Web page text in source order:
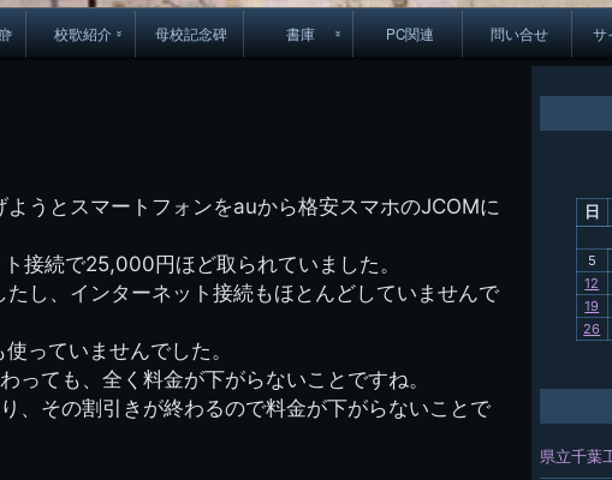
50周年
70周年
80周年の本校
千葉商業学校時代
バム
栗林氏所蔵
以降 生実校舎の建設
生実移転落成式典
生実初期
校歌紹介
県立千葉工業学校検
津田沼校歌
応援歌(検見川時代)
第一応援歌
第二応援歌
千工マーチ
母校記念碑 書庫
旧西支部会報「ちば
にし」
PC関連 問い合せ サ
うとスマートフォンをauから格安スマホのJCOMに
接続で25,000円ほど取られていました。
し、インターネット接続もほとんどしていませんで
っていませんでした。
ても、全く料金が下がらないことですね。
、その割引きが終わるので料金が下がらないことで
日
5
12
19
26
県立千葉